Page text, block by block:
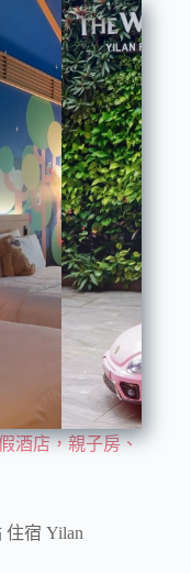
酒店，親子房、
住宿 Yilan